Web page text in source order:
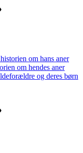
om hans aner
om hendes aner
og deres børn